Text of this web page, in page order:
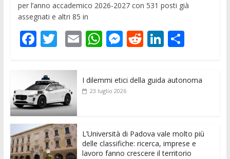
per l’anno accademico 2026-2027 con 531 posti già
assegnati e altri 85 in
F
e
b
o
o
k
T
itt
er
E
ai
l
W
s
p
M
ss
e
er
R
di
Li
e
C
di
I dilemmi etici della guida autonoma
23 luglio 2026
L’Università di Padova vale molto più
delle classifiche: ricerca, imprese e
lavoro fanno crescere il territorio